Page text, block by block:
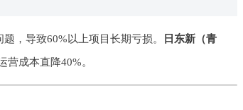
，导致60%以上项目长期亏损。 日东新（青
成本直降40%。